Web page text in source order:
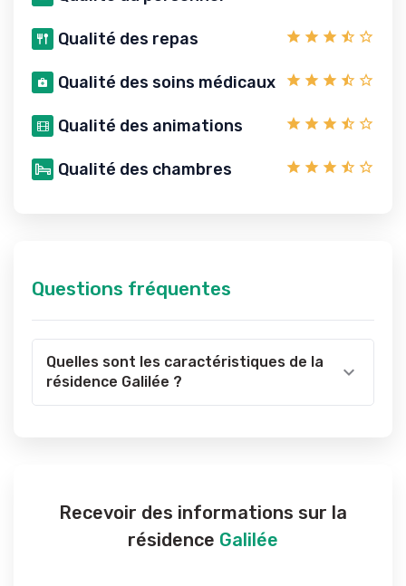
Qualité des repas
Qualité des soins médicaux
Qualité des animations
Qualité des chambres
Questions fréquentes
Quelles sont les caractéristiques de la
résidence Galilée ?
Recevoir des informations sur la
résidence Galilée